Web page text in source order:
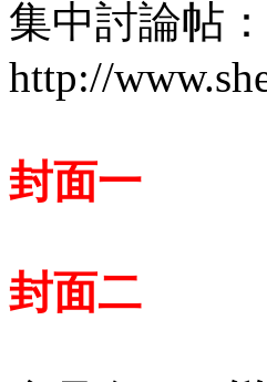
集中討論帖：
http://
封面一
封面二